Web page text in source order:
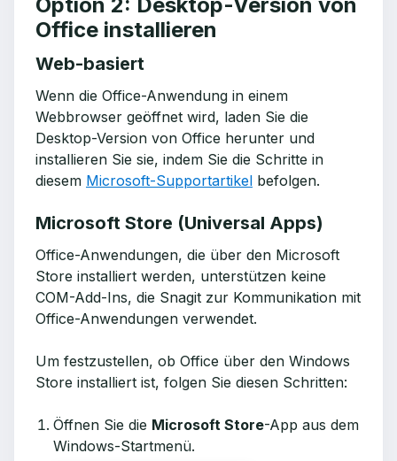
Option 2: Desktop-Version von
Office installieren
Web-basiert
Wenn die Office-Anwendung in einem
Webbrowser geöffnet wird, laden Sie die
Desktop-Version von Office herunter und
installieren Sie sie, indem Sie die Schritte in
diesem Microsoft-Supportartikel befolgen.
Microsoft Store (Universal Apps)
Office-Anwendungen, die über den Microsoft
Store installiert werden, unterstützen keine
COM-Add-Ins, die Snagit zur Kommunikation mit
Office-Anwendungen verwendet.
Um festzustellen, ob Office über den Windows
Store installiert ist, folgen Sie diesen Schritten:
Öffnen Sie die Microsoft Store-App aus dem
Windows-Startmenü.